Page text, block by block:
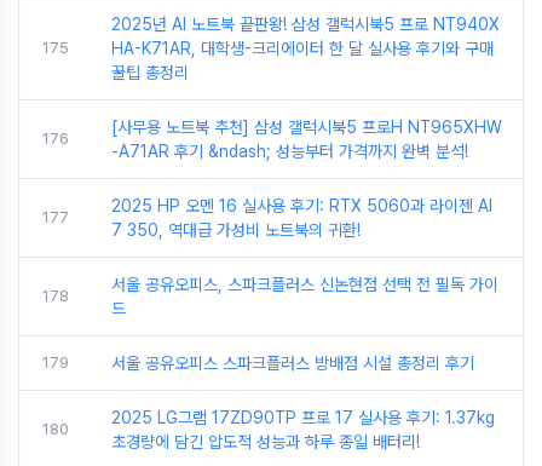
175
2025년 AI 노트북 끝판왕! 삼성 갤럭시북5 프로 NT940X
HA-K71AR, 대학생-크리에이터 한 달 실사용 후기와 구매
꿀팁 총정리
176
[사무용 노트북 추천] 삼성 갤럭시북5 프로H NT965XHW
-A71AR 후기 &ndash; 성능부터 가격까지 완벽 분석!
177
2025 HP 오멘 16 실사용 후기: RTX 5060과 라이젠 AI
7 350, 역대급 가성비 노트북의 귀환!
178
서울 공유오피스, 스파크플러스 신논현점 선택 전 필독 가이
드
179 서울 공유오피스 스파크플러스 방배점 시설 총정리 후기
180
2025 LG그램 17ZD90TP 프로 17 실사용 후기: 1.37kg
초경량에 담긴 압도적 성능과 하루 종일 배터리!